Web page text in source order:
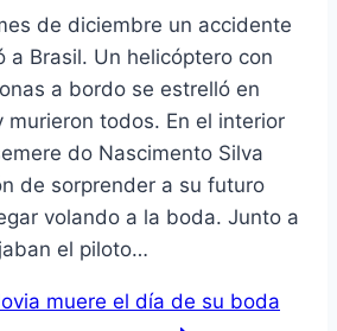
de diciembre un accidente
a Brasil. Un helicóptero con
a bordo se estrelló en
murieron todos. En el interior
do Nascimento Silva
de sorprender a su futuro
volando a la boda. Junto a
el piloto…
muere el día de su boda